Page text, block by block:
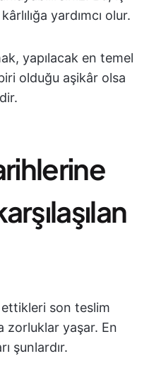
yardımcı olur.
yapılacak en temel
olduğu aşikâr olsa
son teslim
zorluklar yaşar. En
şunlardır.